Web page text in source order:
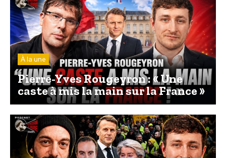
À la une
Pierre-Yves Rougeyron : « Une
caste à mis la main sur la France »